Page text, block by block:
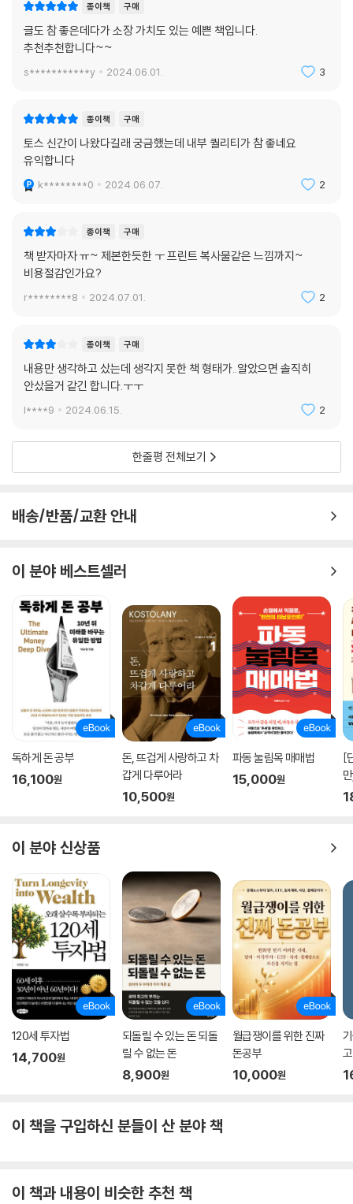
이 생겨 해지하게 된다면 지금까지 낸 보험료는 아무 의미가 없게 되는 만
큼 신중한 선택이 필요하다는 것을 잊지 말자.
--- 「‘Q73. 보험료 적게 내는 방법이 있을까?’」 중에서
연말정산 때 돌려받는 세금은 원금의 13.2~16.5%다. 나중에 연금을 받을
때는 세금을 3.3~5.5%만 내게 된다. 즉, 수익률은 7.7~13.2%라고 볼 수
있다. 많은 사람들이 돌려받은 세금을 보너스처럼 생각하곤 한다. 그렇기
때문에 부담 없이 쓰기도 하는데, 이 돈을 다시 연금저축 계좌에 넣으면 높
은 수익률을 자랑하는 투자로도 볼 수 있다.
종이책 구매
글도 참 좋은데다가 소장 가치도 있는 예쁜 책입니다.
추천추천합니다~~
s***********y 2024.06.01. 3
종이책 구매
토스 신간이 나왔다길래 궁금했는데 내부 퀄리티가 참 좋네요
유익합니다
k********0 2024.06.07. 2
종이책 구매
책 받자마자 ㅠ~ 제본한듯한 ㅜ 프린트 복사물같은 느낌까지~
비용절감인가요?
r********8 2024.07.01. 2
종이책 구매
내용만 생각하고 샀는데 생각지 못한 책 형태가..알았으면 솔직히
안샀을거 같긴 합니다.ㅜㅜ
l****9 2024.06.15. 2
한줄평 전체보기
배송/반품/교환 안내
이 분야 베스트셀러
독하게 돈 공부
16,100원
돈, 뜨겁게 사랑하고 차
갑게 다루어라
10,500원
파동 눌림목 매매법
15,000원
[
이 분야 신상품
120세 투자법
14,700원
되돌릴 수 있는 돈 되돌
릴 수 없는 돈
8,900원
월급쟁이를 위한 진짜
돈공부
10,000원
이 책을 구입하신 분들이 산 분야 책
이 책과 내용이 비슷한 추천 책